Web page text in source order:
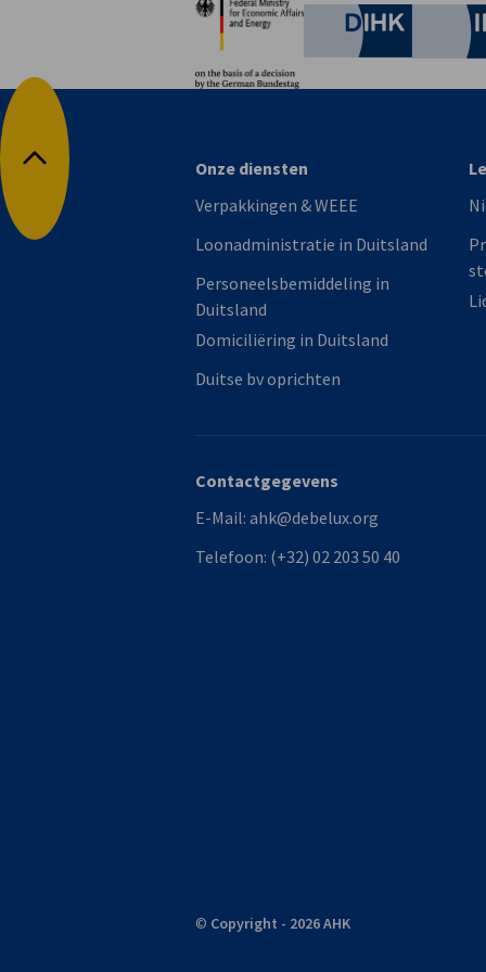
German
Terug naar boven
Onze diensten
Verpakkingen & WEEE
Loonadministratie in Duitsland
Personeelsbemiddeling in
Duitsland
Domiciliëring in Duitsland
Duitse bv oprichten
Contactgegevens
E-Mail: ahk@debelux.org
Telefoon: (+32) 02 203 50 40
© Copyright - 2026 AHK